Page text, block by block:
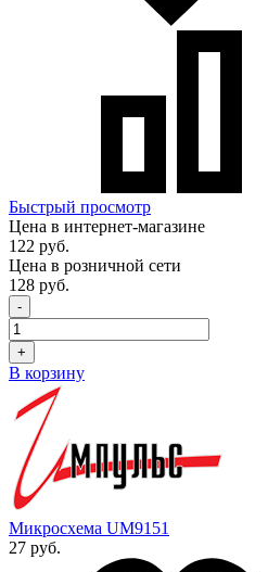
Быстрый просмотр
Цена в интернет-магазине
122 руб.
Цена в розничной сети
128 руб.
-
+
В корзину
Микросхема UM9151
27 руб.